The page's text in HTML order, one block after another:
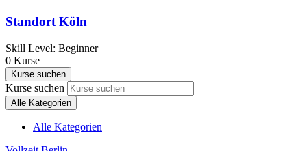
Standort Köln
Skill Level: Beginner
0 Kurse
Kurse suchen
Kurse suchen
Alle Kategorien
Alle Kategorien